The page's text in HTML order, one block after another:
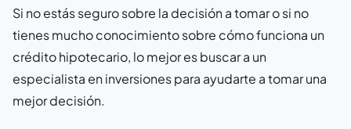
Si no estás seguro sobre la decisión a tomar o si no
tienes mucho conocimiento sobre cómo funciona un
crédito hipotecario, lo mejor es buscar a un
especialista en inversiones para ayudarte a tomar una
mejor decisión.